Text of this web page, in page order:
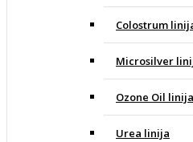
Colostrum
Microsilver
Ozone Oil linija
Urea linija